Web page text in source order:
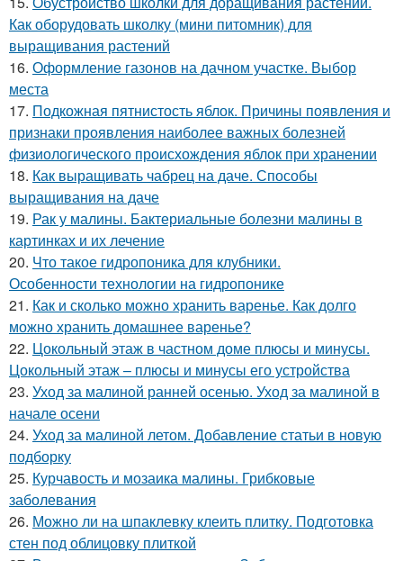
Как оборудовать школку (мини питомник) для
выращивания растений
16. Оформление газонов на дачном участке. Выбор
места
17. Подкожная пятнистость яблок. Причины появления и
признаки проявления наиболее важных болезней
физиологического происхождения яблок при хранении
18. Как выращивать чабрец на даче. Способы
выращивания на даче
19. Рак у малины. Бактериальные болезни малины в
картинках и их лечение
20. Что такое гидропоника для клубники.
Особенности технологии на гидропонике
21. Как и сколько можно хранить варенье. Как долго
можно хранить домашнее варенье?
22. Цокольный этаж в частном доме плюсы и минусы.
Цокольный этаж – плюсы и минусы его устройства
23. Уход за малиной ранней осенью. Уход за малиной в
начале осени
24. Уход за малиной летом. Добавление статьи в новую
подборку
25. Курчавость и мозаика малины. Грибковые
заболевания
26. Можно ли на шпаклевку клеить плитку. Подготовка
стен под облицовку плиткой